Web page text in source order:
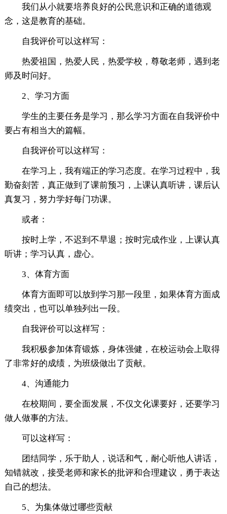
我们从小就要培养良好的公民意识和正确的道德观
念，这是教育的基础。
自我评价可以这样写：
热爱祖国，热爱人民，热爱学校，尊敬老师，遇到老
师及时问好。
2、学习方面
学生的主要任务是学习，那么学习方面在自我评价中
要占有相当大的篇幅。
自我评价可以这样写：
在学习上，我有端正的学习态度。在学习过程中，我
勤奋刻苦，真正做到了课前预习，上课认真听讲，课后认
真复习，努力学好每门功课。
或者：
按时上学，不迟到不早退；按时完成作业，上课认真
听讲；学习认真，虚心。
3、体育方面
体育方面即可以放到学习那一段里，如果体育方面成
绩突出，也可以单独列出一段。
自我评价可以这样写：
我积极参加体育锻炼，身体强健，在校运动会上取得
了非常好的成绩，为班级做出了贡献。
4、沟通能力
在校期间，要全面发展，不仅文化课要好，还要学习
做人做事的方法。
可以这样写：
团结同学，乐于助人，说话和气，耐心听他人讲话，
知错就改，接受老师和家长的批评和合理建议，勇于表达
自己的想法。
5、为集体做过哪些贡献